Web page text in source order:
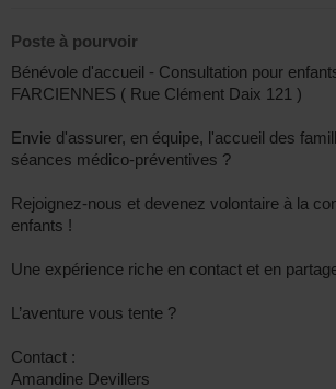
Poste à pourvoir
Bénévole d'accueil - Consultation pour
FARCIENNES ( Rue Clément Daix 121 )
Envie d'assurer, en équipe, l'accueil des
séances médico-préventives ?
Rejoignez-nous et devenez volontaire à la
enfants !
Une expérience riche en contact et en
L’aventure vous tente ?
Contact :
Amandine Devillers